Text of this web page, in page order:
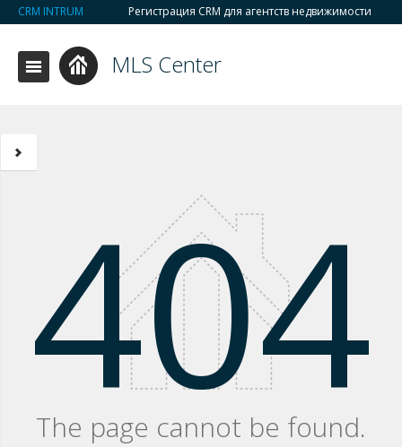
CRM INTRUM Регистрация CRM для агентств недвижимости
MLS Center
404
The page cannot be found.